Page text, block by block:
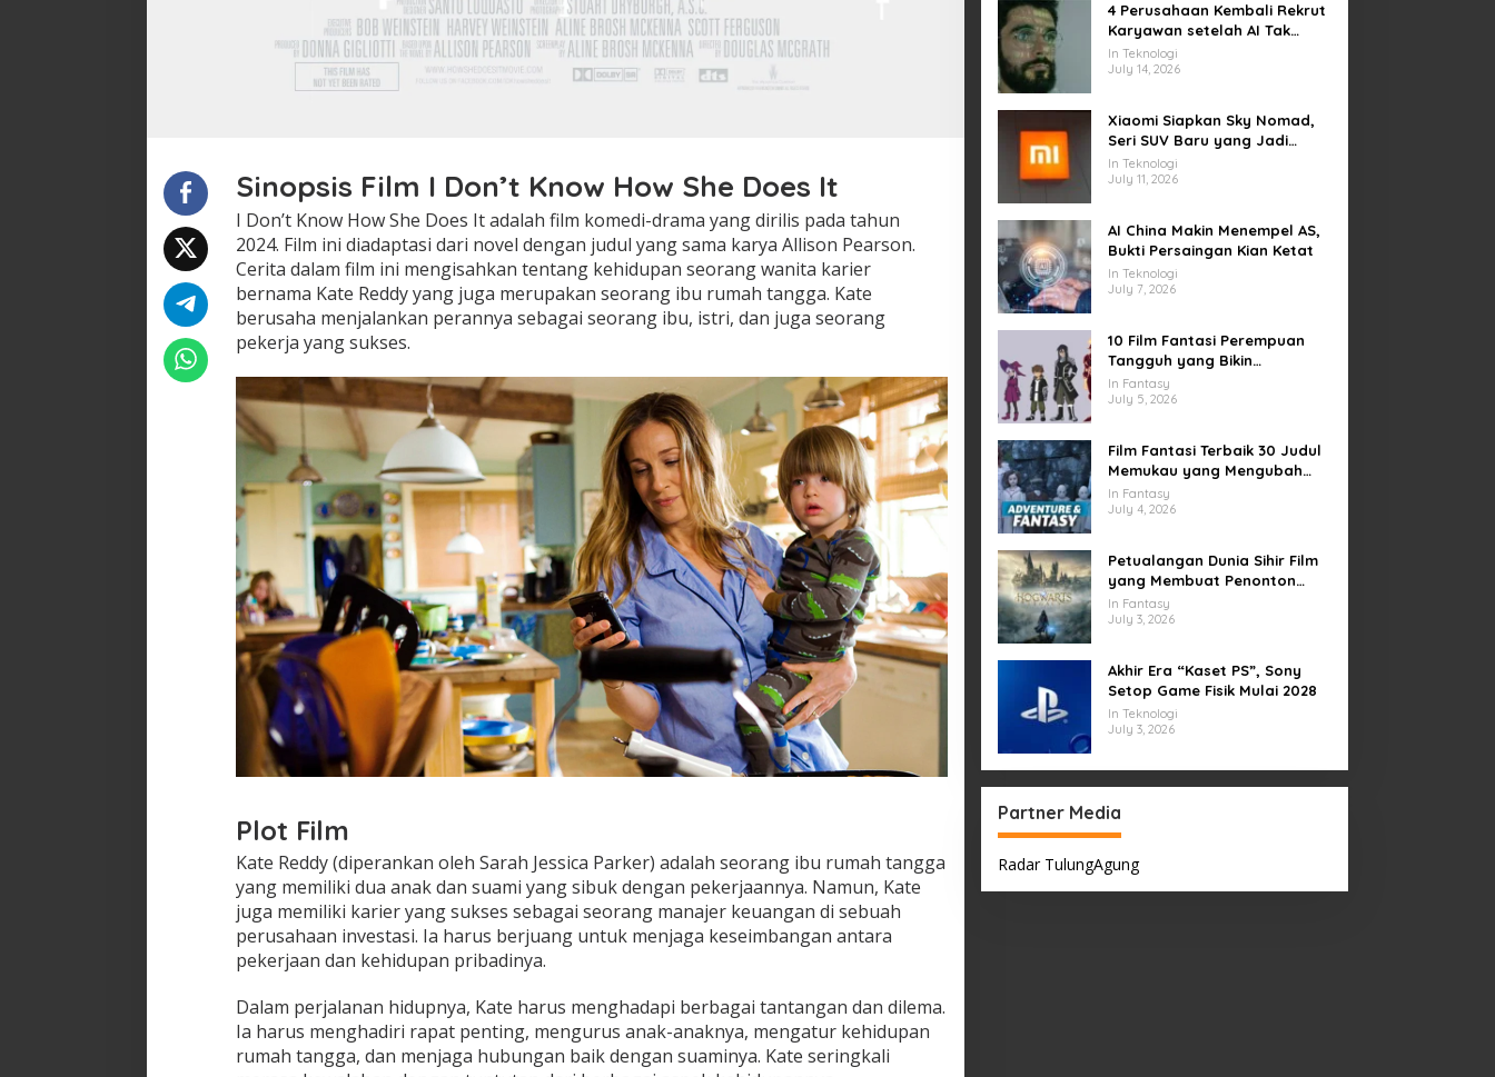
Sinopsis Film I Don’t Know How She Does It
I Don’t Know How She Does It adalah film komedi-drama yang dirilis pada tahun
2024. Film ini diadaptasi dari novel dengan judul yang sama karya Allison Pearson.
Cerita dalam film ini mengisahkan tentang kehidupan seorang wanita karier
bernama Kate Reddy yang juga merupakan seorang ibu rumah tangga. Kate
berusaha menjalankan perannya sebagai seorang ibu, istri, dan juga seorang
pekerja yang sukses.
Plot Film
Kate Reddy (diperankan oleh Sarah Jessica Parker) adalah seorang ibu rumah tangga
yang memiliki dua anak dan suami yang sibuk dengan pekerjaannya. Namun, Kate
juga memiliki karier yang sukses sebagai seorang manajer keuangan di sebuah
perusahaan investasi. Ia harus berjuang untuk menjaga keseimbangan antara
pekerjaan dan kehidupan pribadinya.
Dalam perjalanan hidupnya, Kate harus menghadapi berbagai tantangan dan dilema.
Ia harus menghadiri rapat penting, mengurus anak-anaknya, mengatur kehidupan
rumah tangga, dan menjaga hubungan baik dengan suaminya. Kate seringkali
4 Perusahaan Kembali Rekrut
Karyawan setelah AI Tak
Penuhi Harapan
In Teknologi
July 14, 2026
Xiaomi Siapkan Sky Nomad,
Seri SUV Baru yang Jadi
Sorotan Otomotif Dunia
In Teknologi
July 11, 2026
AI China Makin Menempel AS,
Bukti Persaingan Kian Ketat
In Teknologi
July 7, 2026
10 Film Fantasi Perempuan
Tangguh yang Bikin
Terinspirasi, Termasuk Damsel
In Fantasy
July 5, 2026
Film Fantasi Terbaik 30 Judul
Memukau yang Mengubah
Imajinasi
In Fantasy
July 4, 2026
Petualangan Dunia Sihir Film
yang Membuat Penonton
Terpukau Selamanya
In Fantasy
July 3, 2026
Akhir Era “Kaset PS”, Sony
Setop Game Fisik Mulai 2028
In Teknologi
July 3, 2026
Partner Media
Radar TulungAgung